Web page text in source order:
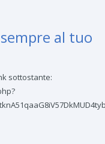
al tuo
sottostante: